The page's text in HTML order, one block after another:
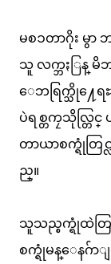
မစၥတာဂိုး မွာ
သူ လက္ဘႏြန္ မိဘ
ေဘရြက္သို႔ေရ
ပဲရစ္တကၠသိုလ္တြင္
တာယာစက္ရုံတြ
ည္။
သူသည္စက္ရုံထဲတြင္
စက္ရုံမန္ေနဂ်ာ